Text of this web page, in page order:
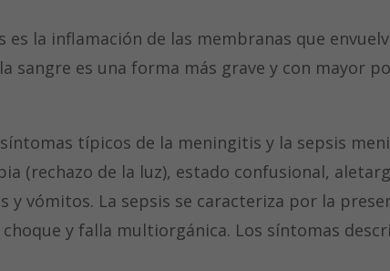
es la inflamación de las membranas que
sangre es una forma más grave y con mayor
típicos de la meningitis y la sepsis
(rechazo de la luz), estado confusional,
y vómitos. La sepsis se caracteriza por la
y falla multiorgánica. Los síntomas